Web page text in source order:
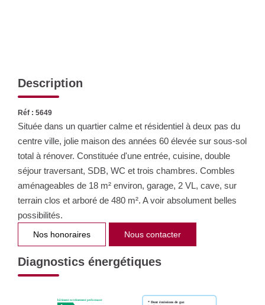
Description
Réf : 5649
Située dans un quartier calme et résidentiel à deux pas du
centre ville, jolie maison des années 60 élevée sur sous-sol
total à rénover. Constituée d'une entrée, cuisine, double
séjour traversant, SDB, WC et trois chambres. Combles
aménageables de 18 m² environ, garage, 2 VL, cave, sur
terrain clos et arboré de 480 m². A voir absolument belles
possibilités.
Nos honoraires Nous contacter
Diagnostics énergétiques